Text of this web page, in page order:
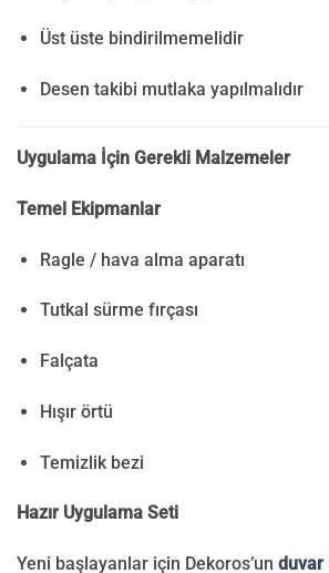
Üst üste bindirilmemelidir
Desen takibi mutlaka yapılmalıdır
Uygulama İçin Gerekli Malzemeler
Temel Ekipmanlar
Ragle / hava alma aparatı
Tutkal sürme fırçası
Falçata
Hışır örtü
Temizlik bezi
Hazır Uygulama Seti
Yeni başlayanlar için Dekoros’un duvar